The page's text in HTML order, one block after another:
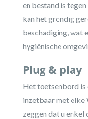
en bestand is
kan het grondig
beschadiging, wat
hygiënische
Plug & play
Het toetsenbord is
inzetbaar met elke
zeggen dat u enkel